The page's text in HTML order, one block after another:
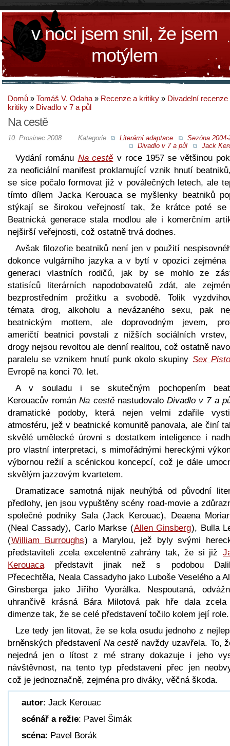
v noci jsem snil, že jsem
motýlem
Domů » Tomáš V. Odaha » Recenze a kritiky » Divadelní recenze
kritiky » Divadlo v 7 a půl
Na cestě
Kategorie Literární adaptace
Sezóna 2004-
Divadlo v 7 a půl
Jack
10. Prosinec 2008
Vydání románu Na cestě v roce 1957 se většinou
za neoficiální manifest proklamující vznik hnutí
se sice počalo formovat již v poválečných letech, ale
tímto dílem Jacka Kerouaca se myšlenky beatniků
stýkají se širokou veřejností tak, že krátce poté se
Beatnická generace stala modlou ale i komerčním
nejširší veřejnosti, což ostatně trvá dodnes.
Avšak filozofie beatniků není jen v použití
dokonce vulgárního jazyka a v bytí v opozici zejména
generaci vlastních rodičů, jak by se mohlo ze
statisíců literárních napodobovatelů zdát, ale
bezprostředním prožitku a svobodě. Tolik
témata drog, alkoholu a nevázaného sexu, pak
beatnickým mottem, ale doprovodným jevem,
američtí beatnici povstali z nižších sociálních vrstev,
drogy nejsou revoltou ale denní realitou, což ostatně
paralelu se vznikem hnutí punk okolo skupiny Sex
Evropě na konci 70. let.
A v souladu i se skutečným pochopením
Kerouacův románNa cestěnastudovaloDivadlo v 7 a
dramatické podoby, která nejen velmi zdařile
atmosféru, jež v beatnické komunitě panovala, ale činí
skvělé umělecké úrovni s dostatkem inteligence i
pro vlastní interpretaci, s mimořádnými hereckými
výbornou režií a scénickou koncepcí, což je dále
skvělým jazzovým kvartetem.
Dramatizace samotná nijak neuhýbá od původní
předlohy, jen jsou vypuštěny scény road-movie a
společné podniky Sala (Jack Kerouac), Deaena
(Neal Cassady), Carlo Markse (Allen Ginsberg), Bulla
(William Burroughs) a Marylou, jež byly svými
představiteli zcela excelentně zahrány tak, že si již
Kerouaca představit jinak než s podobou
Přecechtěla, Neala Cassadyho jako Luboše Veselého a
Ginsberga jako Jiřího Vyorálka. Nespoutaná,
uhrančivě krásná Bára Milotová pak hře dala zcela
dimenze tak, že se celé představení točilo kolem její role.
Lze tedy jen litovat, že se kola osudu jednoho z
brněnských představení Na cestě navždy uzavřela. To,
nejedná jen o lítost z mé strany dokazuje i jeho
návštěvnost, na tento typ představení přec jen
což je jednoznačně, zejména pro diváky, věčná škoda.
autor: Jack Kerouac
scénář a režie: Pavel Šimák
scéna: Pavel Borák